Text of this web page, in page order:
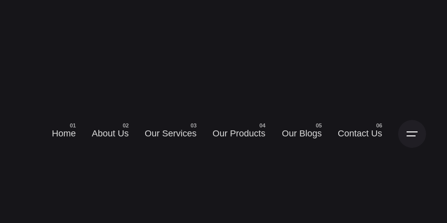
Home About Us Our Services Our Products Our Blogs Contact Us